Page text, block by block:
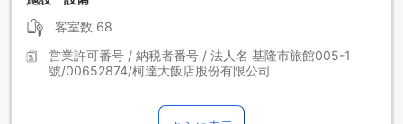
客室数 68
営業許可番号 / 納税者番号 / 法人名 基隆市旅館005-1
號/00652874/柯達大飯店股份有限公司